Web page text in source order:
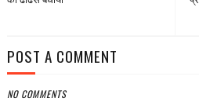
POST A COMMENT
NO COMMENTS